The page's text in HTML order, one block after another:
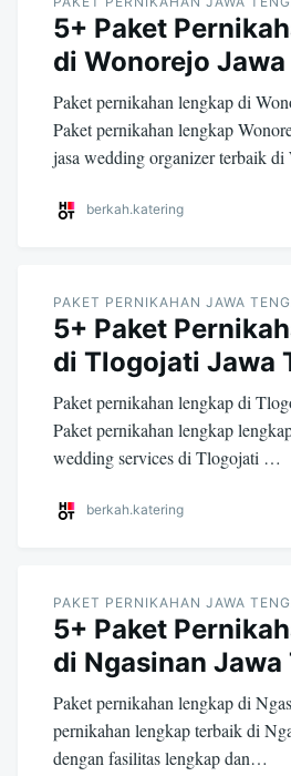
5+ Paket
di Wonorejo Jawa
Paket pernikahan lengkap di
Paket pernikahan lengkap
jasa wedding organizer terbaik
berkah.katering
PAKET PERNIKAHAN JAWA
5+ Paket
di Tlogojati Jawa
Paket pernikahan lengkap di
Paket pernikahan lengkap
wedding services di Tlogojati …
berkah.katering
PAKET PERNIKAHAN JAWA
5+ Paket
di Ngasinan Jawa
Paket pernikahan lengkap di
pernikahan lengkap terbaik di
dengan fasilitas lengkap dan…